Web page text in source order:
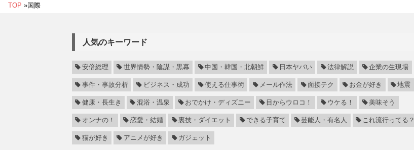
TOP »国際
人気のキーワード
安倍総理 世界情勢・陰謀・黒幕 中国・韓国・北朝鮮 日本ヤバい 法律解説 企業の生現場
事件・事故分析 ビジネス・成功 使える仕事術 メール作法 面接テク お金が好き 地震
健康・長生き 混浴・温泉 おでかけ・ディズニー 目からウロコ！ ウケる！ 美味そう
オンナの！ 恋愛・結婚 裏技・ダイエット できる子育て 芸能人・有名人 これ流行ってる？
猫が好き アニメが好き ガジェット